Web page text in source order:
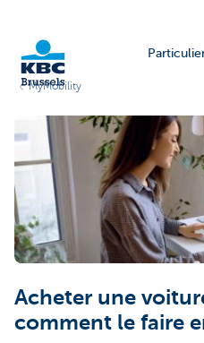
Brussels
MyMobility
Acheter une
comment le faire